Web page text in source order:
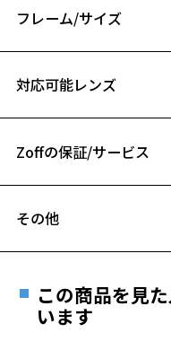
お気
お気に
イヤー構造のテンプル(つる)
少し丸みのあるスクエア型
くれます。
【カラー】
耐衝撃性が高く、フィット
ん、オフで表情に変化をつ
※この商品はお誕生日クー
フレーム/サイズ
B ブリッジ(鼻部分)の横幅
対応可能レンズ
フレームとレン
Zoffの保証/サービス
安心1 フレーム
その他
ご希望のお客さまは、
最寄りのZoff実店舗に
※サングラスやパッケー
この商品を見
います